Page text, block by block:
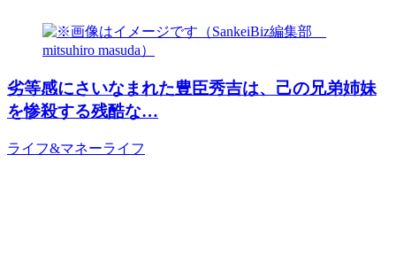
劣等感にさいなまれた豊臣秀吉は、己の兄弟姉妹
を惨殺する残酷な…
ライフ&マネーライフ